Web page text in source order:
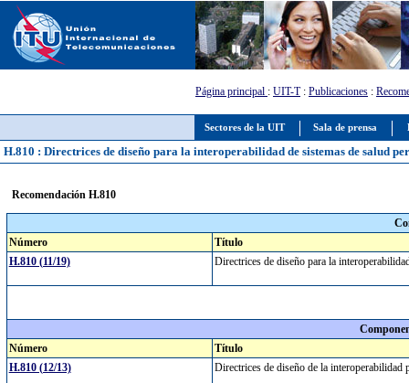
Sectores de la UIT Sala de prensa
Página principal : UIT-T: Publicaciones :
H.810 : Directrices de diseño para la interoperabilidad de sistemas de salud
Recomendación H.810
Número
Título
H.810 (11/19)
Directrices de diseño para la
Número
Título
H.810 (12/13)
Directrices de diseño de la interoperabilidad